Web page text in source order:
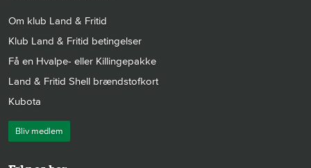
Om klub Land & Fritid
Klub Land & Fritid betingelser
Få en Hvalpe- eller Killingepakke
Land & Fritid Shell brændstofkort
Kubota
Bliv medlem